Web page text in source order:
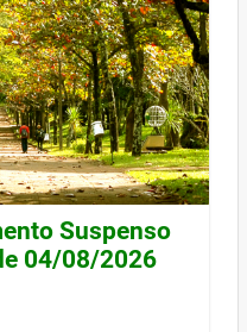
Suspenso
04/08/2026